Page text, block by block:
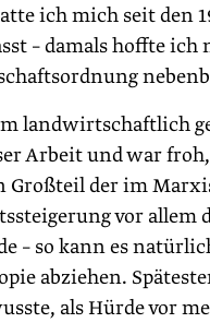
ich mich seit den
– damals hoffte
landwirtschaftlich
Arbeit und war
Großteil der im
vor allem
– so kann es
abziehen.
als Hürde vor